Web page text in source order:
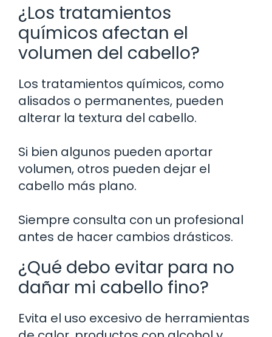
¿Los tratamientos
químicos afectan el
volumen del cabello?
Los tratamientos químicos, como
alisados o permanentes, pueden
alterar la textura del cabello.
Si bien algunos pueden aportar
volumen, otros pueden dejar el
cabello más plano.
Siempre consulta con un profesional
antes de hacer cambios drásticos.
¿Qué debo evitar para no
dañar mi cabello fino?
Evita el uso excesivo de herramientas